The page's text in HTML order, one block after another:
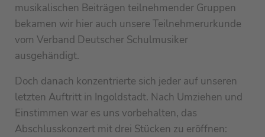
musikalischen Beiträgen teilnehmender Gruppen
bekamen wir hier auch unsere Teilnehmerurkunde
vom Verband Deutscher Schulmusiker
ausgehändigt.
Doch danach konzentrierte sich jeder auf unseren
letzten Auftritt in Ingoldstadt. Nach Umziehen und
Einstimmen war es uns vorbehalten, das
Abschlusskonzert mit drei Stücken zu eröffnen: